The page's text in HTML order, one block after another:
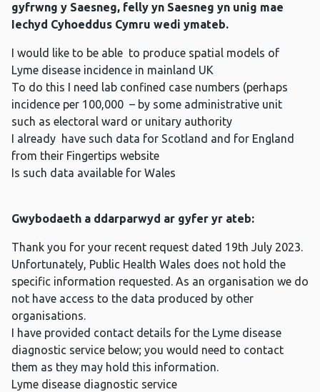
gyfrwng y Saesneg, felly yn Saesneg yn unig mae
Iechyd Cyhoeddus Cymru wedi ymateb.
I would like to be able to produce spatial models of
Lyme disease incidence in mainland UK
To do this I need lab confined case numbers (perhaps
incidence per 100,000 – by some administrative unit
such as electoral ward or unitary authority
I already have such data for Scotland and for England
from their Fingertips website
Is such data available for Wales
Gwybodaeth a ddarparwyd ar gyfer yr ateb:
Thank you for your recent request dated 19th July 2023.
Unfortunately, Public Health Wales does not hold the
specific information requested. As an organisation we do
not have access to the data produced by other
organisations.
I have provided contact details for the Lyme disease
diagnostic service below; you would need to contact
them as they may hold this information.
Lyme disease diagnostic service